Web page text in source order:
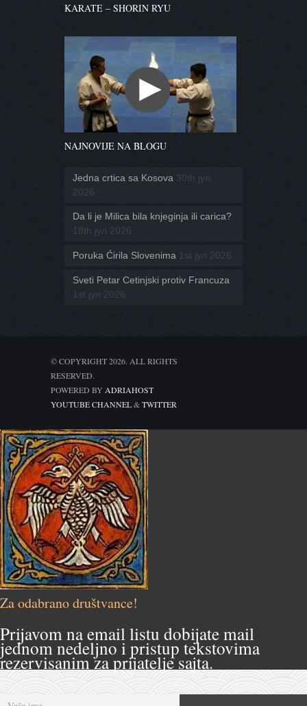
KARATE – SHORIN RYU
NAJNOVIJE NA BLOGU
Jedna crtica sa Kosova 30th јул
2026
Da li je Milica bila knjeginja ili carica?
18th јул 2026
Poruka Ćirila Slovenima 1st јул 2026
Sveti Petar Cetinjski protiv Francuza
1st јул 2026
© COPYRIGHT 2026. ALL RIGHTS
RESERVED.
POWERED BY ADRIAHOST
YOUTUBE CHANNEL& TWITTER
Za odabrano društvance!
Prijavom na email listu dobijate mail
jednom nedeljno i pristup tekstovima
rezervisanim za prijatelje sajta.